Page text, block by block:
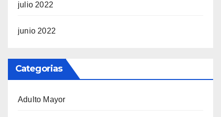
julio 2022
junio 2022
Categorias
Adulto Mayor